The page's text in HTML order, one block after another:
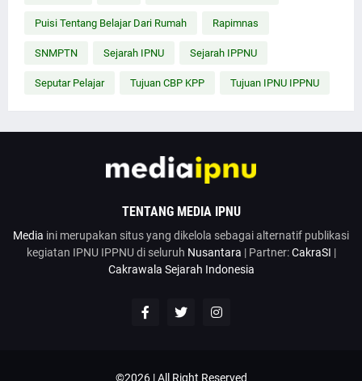
Puisi Tentang Belajar Dari Rumah Rapimnas
SNMPTN Sejarah IPNU Sejarah IPPNU
Seputar Pelajar Tujuan CBP KPP Tujuan IPNU IPPNU
TENTANG MEDIA IPNU
Media ini merupakan situs yang dikelola sebagai alternatif publikasi
kegiatan IPNU IPPNU di seluruh Nusantara | Partner:CakraSI |
Cakrawala Sejarah Indonesia
©2026 | All Right Reserved